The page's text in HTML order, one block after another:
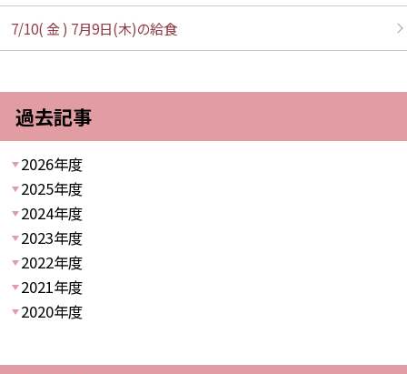
7/10( 金 ) 7月9日(木)の給食
過去記事
2026年度
2025年度
2024年度
2023年度
2022年度
2021年度
2020年度